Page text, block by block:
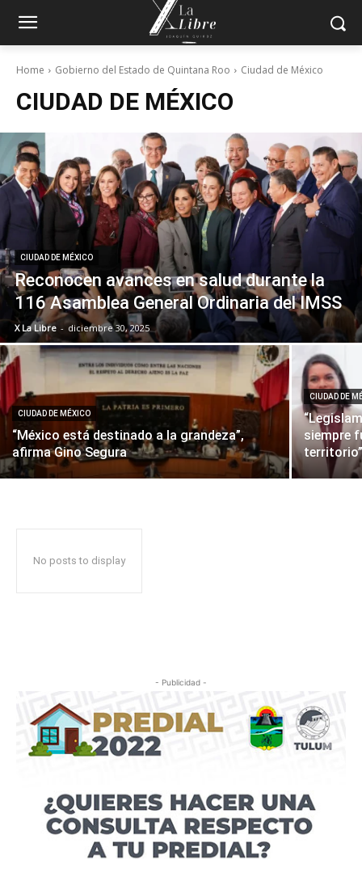
Home Gobierno del Estado de Quintana Roo Ciudad de México
CIUDAD DE MÉXICO
CIUDAD DE MÉXICO
Reconocen avances en salud durante la
116 Asamblea General Ordinaria del IMSS
X La Libre - diciembre 30, 2025
CIUDAD DE MÉXICO
“México está destinado a la grandeza”,
afirma Gino Segura
CIUDAD DE
siempre
No posts to display
- Publicidad -